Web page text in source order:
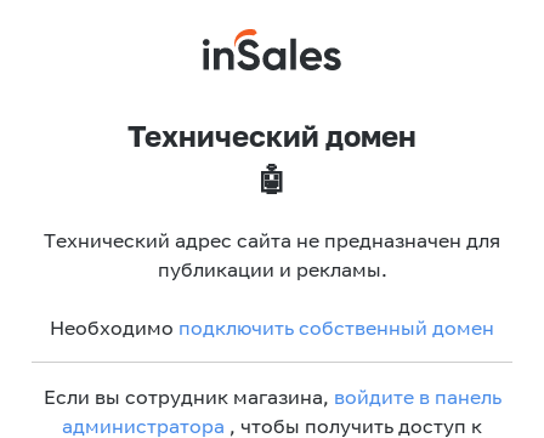
Технический домен
🤖
Технический адрес сайта не предназначен для
публикации и рекламы.
Необходимо подключить собственный домен
Если вы сотрудник магазина, войдите в панель
администратора , чтобы получить доступ к